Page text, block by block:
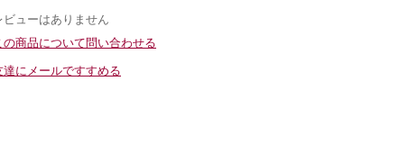
ビューはありません
の商品について問い合わせる
達にメールですすめる